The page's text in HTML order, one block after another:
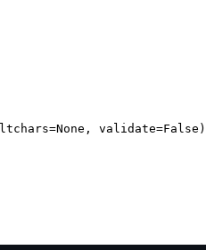
validate=False)